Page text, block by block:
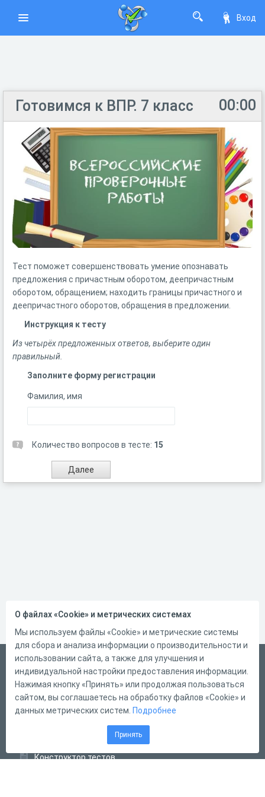
Вход
00:00
Готовимся к ВПР. 7 класс
Тест поможет совершенствовать умение опознавать
предложения с причастным оборотом, деепричастным
оборотом, обращением; находить границы причастного и
деепричастного оборотов, обращения в предложении.
Инструкция к тесту
Из четырёх предложенных ответов, выберите один
правильный.
Заполните форму регистрации
Фамилия, имя
Количество вопросов в тесте: 15
Русский
Справка
Форма обратной связи
Конструктор тестов
О файлах «Cookie» и метрических системах
Мы используем файлы «Cookie» и метрические системы
для сбора и анализа информации о производительности и
использовании сайта, а также для улучшения и
индивидуальной настройки предоставления информации.
Нажимая кнопку «Принять» или продолжая пользоваться
сайтом, вы соглашаетесь на обработку файлов «Cookie» и
данных метрических систем. Подробнее
Принять